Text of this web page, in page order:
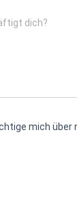
dich?
mich über